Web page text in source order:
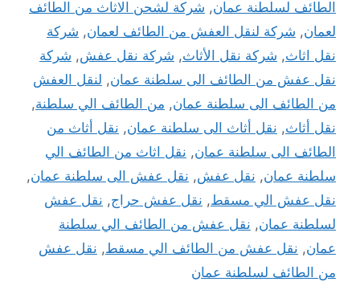
الطائف لسلطنة عمان, شركة لشحن الاثاث من الطائف
لعمان, شركة لنقل العفش من الطائف لعمان, شركة
نقل اثاث, شركة نقل الأثاث, شركة نقل عفش, شركة
نقل عفش من الطائف الى سلطنة عمان, لنقل العفش
من الطائف الى سلطنة عمان, من الطائف الي سلطنة,
نقل أثاث, نقل أثاث الى سلطنة عمان, نقل أثاث من
الطائف الى سلطنة عمان, نقل اثاث من الطائف الي
سلطنة عمان, نقل عفش, نقل عفش الى سلطنة عمان,
نقل عفش الي مسقط, نقل عفش حراج, نقل عفش
لسلطنة عمان, نقل عفش من الطائف الي سلطنة
عمان, نقل عفش من الطائف الي مسقط, نقل عفش
من الطائف لسلطنة عمان